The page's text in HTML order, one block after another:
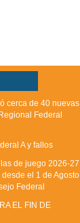
cerca de 40 nuevas
Federal
A y fallos
de juego 2026-27
el 1 de Agosto
Federal
EL FIN DE